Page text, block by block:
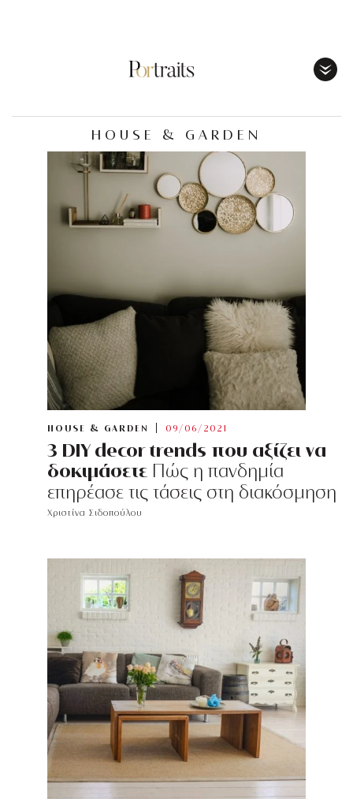
HOUSE & GARDEN
HOUSE & GARDEN 09/06/2021
3 DIY decor trends που αξίζει να
δοκιμάσετε Πώς η πανδημία
επηρέασε τις τάσεις στη διακόσμηση
Χριστίνα Σιδοπούλου